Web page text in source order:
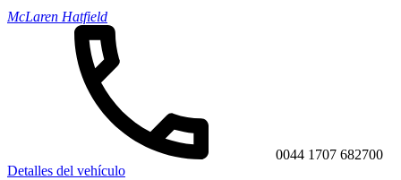
McLaren Hatfield
0044 1707 682700
Detalles del vehículo